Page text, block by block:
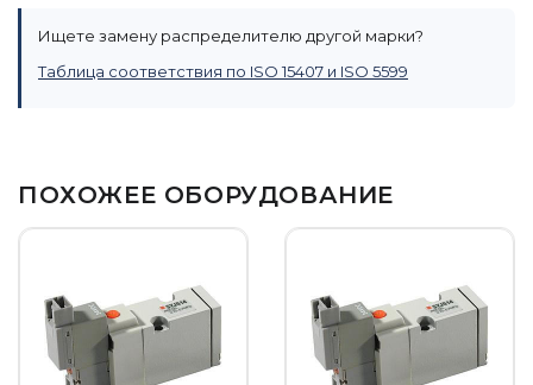
Ищете замену распределителю другой марки?
Таблица соответствия по ISO 15407 и ISO 5599
ПОХОЖЕЕ ОБОРУДОВАНИЕ